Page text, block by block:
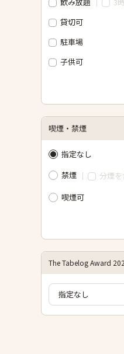
貸切可
駐車場
子供可
喫煙・禁煙
指定なし
禁煙
分煙
喫煙可
The Tabelog Award
指定なし